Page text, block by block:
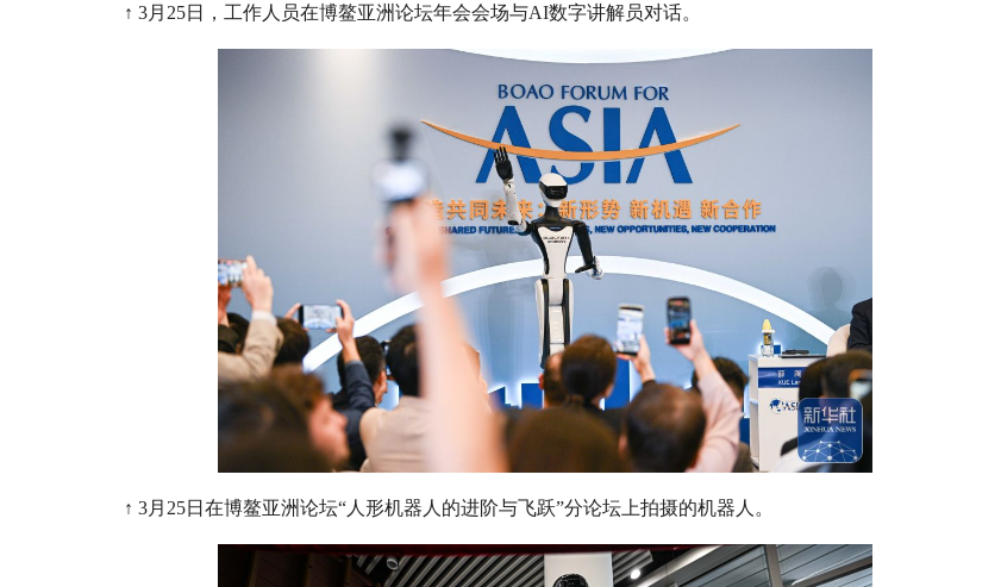
↑ 3月25日，工作人员在博鳌亚洲论坛年会会场与AI数字讲解员对话。
↑ 3月25日在博鳌亚洲论坛“人形机器人的进阶与飞跃”分论坛上拍摄的机器人。